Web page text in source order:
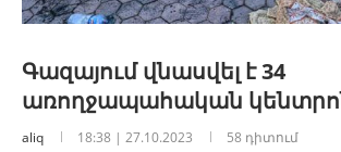
Գազայում վնասվել է 34
առողջապահական
aliq 18:38 | 27.10.2023 58 դիտում